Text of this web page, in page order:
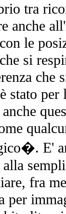
tra
anche
le
si
che
stato
E'
fra
per